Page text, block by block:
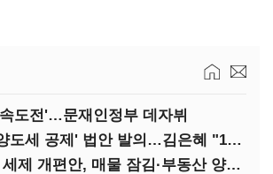
도전'…문재인정부 데자뷔
'보유세만큼 양도세 공제' 법안 발의…김은혜 "1주택자 세 부담 완화"
송언석 "정부 세제 개편안, 매물 잠김·부동산 양극화 키운다"